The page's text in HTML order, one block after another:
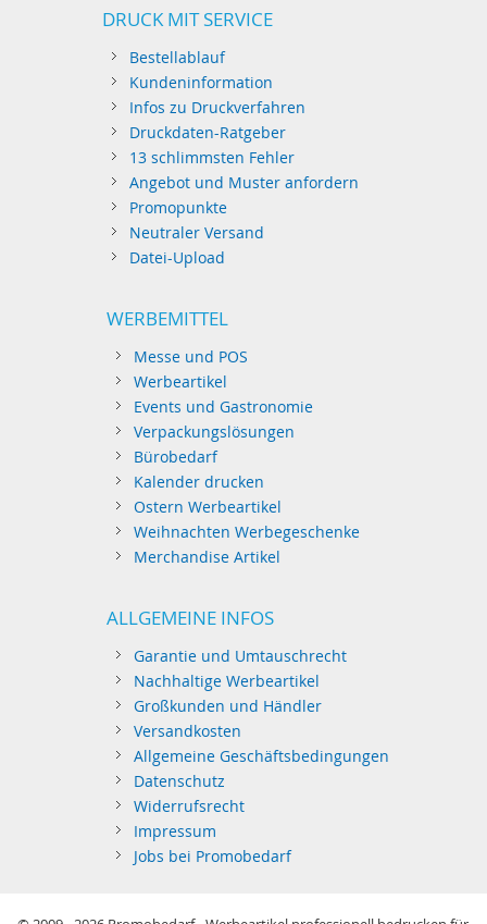
DRUCK MIT SERVICE
Bestellablauf
Kundeninformation
Infos zu Druckverfahren
Druckdaten-Ratgeber
13 schlimmsten Fehler
Angebot und Muster anfordern
Promopunkte
Neutraler Versand
Datei-Upload
WERBEMITTEL
Messe und POS
Werbeartikel
Events und Gastronomie
Verpackungslösungen
Bürobedarf
Kalender drucken
Ostern Werbeartikel
Weihnachten Werbegeschenke
Merchandise Artikel
ALLGEMEINE INFOS
Garantie und Umtauschrecht
Nachhaltige Werbeartikel
Großkunden und Händler
Versandkosten
Allgemeine Geschäftsbedingungen
Datenschutz
Widerrufsrecht
Impressum
Jobs bei Promobedarf